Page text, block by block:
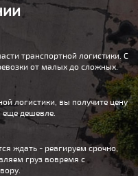
транспортной логистики. С
от малых до сложных.
логистики, вы получите цену
еще дешевле.
ждать - реагируем срочно,
груз вовремя с